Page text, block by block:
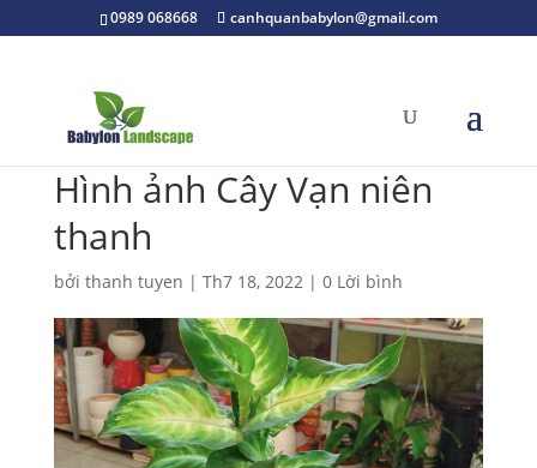
0989 068668 canhquanbabylon@gmail.com
Hình ảnh Cây Vạn niên
thanh
bởi thanh tuyen | Th7 18, 2022| 0 Lời bình